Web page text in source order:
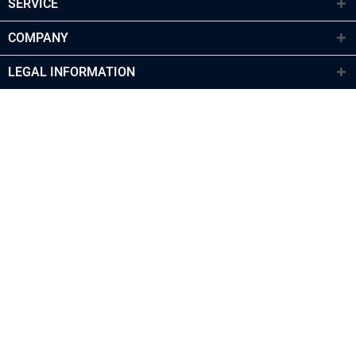
COMPANY
LEGAL INFORMATION